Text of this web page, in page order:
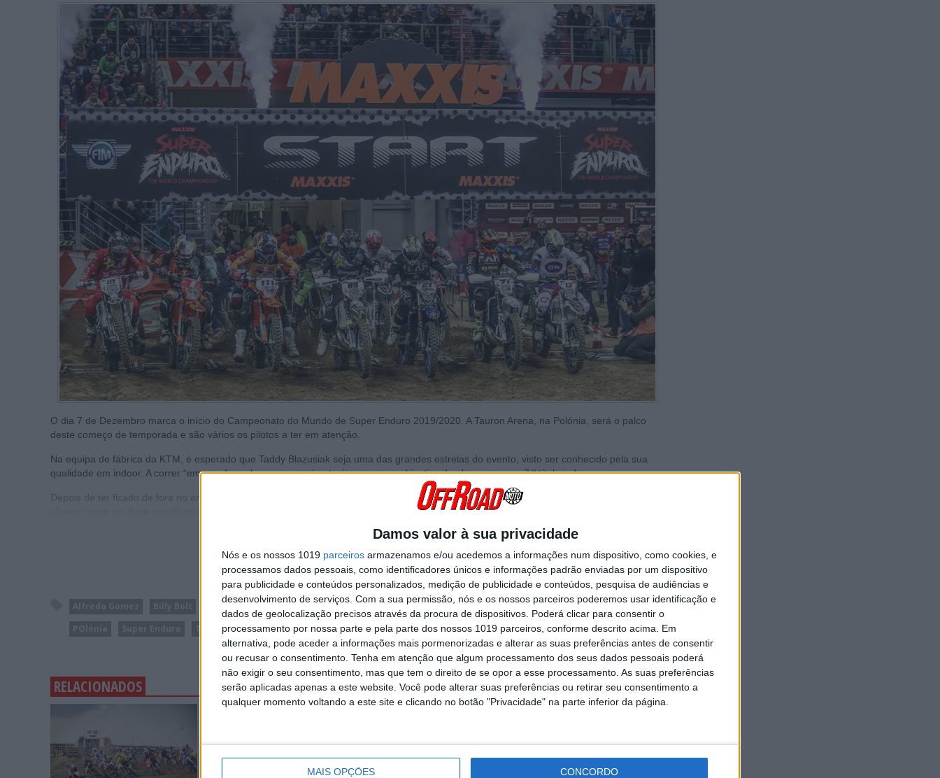
Damos valor à sua privacidade
Nós e os nossos 1019 parceiros armazenamos e/ou acedemos a informações num dispositivo, como cookies, e
processamos dados pessoais, como identificadores únicos e informações padrão enviadas por um dispositivo
para publicidade e conteúdos personalizados, medição de publicidade e conteúdos, pesquisa de audiências e
desenvolvimento de serviços. Com a sua permissão, nós e os nossos parceiros poderemos usar identificação e
dados de geolocalização precisos através da procura de dispositivos. Poderá clicar para consentir o
processamento por nossa parte e pela parte dos nossos 1019 parceiros, conforme descrito acima. Em
alternativa, pode aceder a informações mais pormenorizadas e alterar as suas preferências antes de consentir
ou recusar o consentimento. Tenha em atenção que algum processamento dos seus dados pessoais poderá
não exigir o seu consentimento, mas que tem o direito de se opor a esse processamento. As suas preferências
serão aplicadas apenas a este website. Você pode alterar suas preferências ou retirar seu consentimento a
qualquer momento voltando a este site e clicando no botão "Privacidade" na parte inferior da página.
MAIS OPÇÕES CONCORDO
O dia 7 de Dezembro marca o início do Campeonato do Mundo de Super Enduro 2019/2020. A Tauron Arena, na Polónia, será o palco
deste começo de temporada e são vários os pilotos a ter em atenção.
Na equipa de fábrica da KTM, é esperado que Taddy Blazusiak seja uma das grandes estrelas do evento, visto ser conhecido pela sua
qualidade em indoor. A correr “em casa” o polaco começará esta época com o objectivo de alcançar o seu 7.º título indoor.
Depois de ter ficado de fora no ano passado devido a uma lesão num pulso, Jonny Walker regressa ao Super Enduro, certamente para se
Continuar a ler
Campeonato do Mundo de SuperEnduro Diogo Vieira Husqvarna Jonny Walker
KTM
Taddy Blazusiak Tauron Arena
RELACIONADOS